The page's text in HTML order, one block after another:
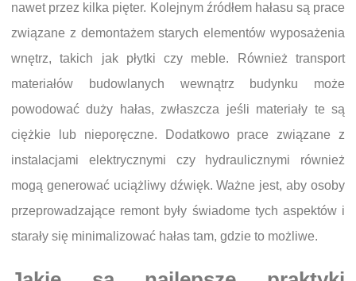
nawet przez kilka pięter. Kolejnym źródłem hałasu są prace
związane z demontażem starych elementów wyposażenia
wnętrz, takich jak płytki czy meble. Również transport
materiałów budowlanych wewnątrz budynku może
powodować duży hałas, zwłaszcza jeśli materiały te są
ciężkie lub nieporęczne. Dodatkowo prace związane z
instalacjami elektrycznymi czy hydraulicznymi również
mogą generować uciążliwy dźwięk. Ważne jest, aby osoby
przeprowadzające remont były świadome tych aspektów i
starały się minimalizować hałas tam, gdzie to możliwe.